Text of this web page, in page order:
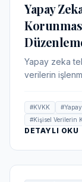
Yapay
Yapay zeka
verilerin
almaktadır.
#KVKK #
#Kişisel Verilerin
DETAYLI OKU